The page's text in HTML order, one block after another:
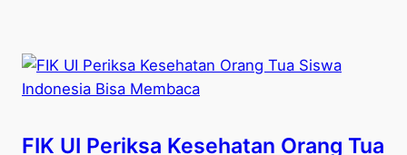
FIK UI Periksa Kesehatan Orang Tua